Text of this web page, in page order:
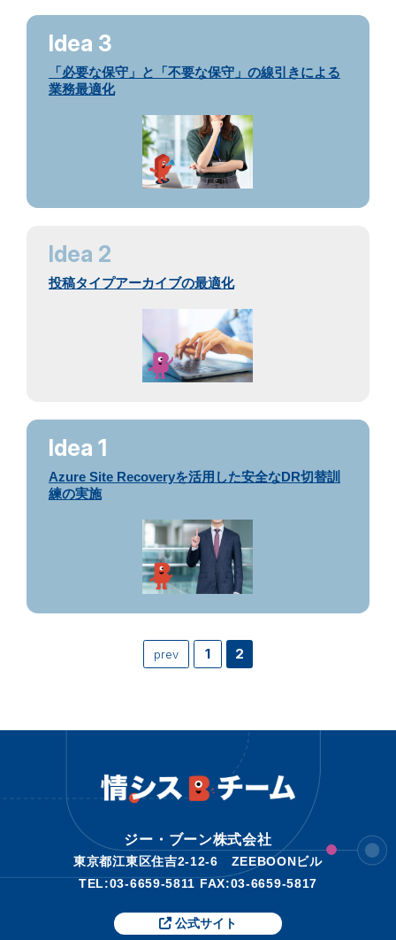
Idea 3
「必要な保守」と「不要な保守」の線引きによる
業務最適化
Idea 2
投稿タイプアーカイブの最適化
Idea 1
Azure Site Recoveryを活用した安全なDR切替訓
練の実施
prev 1 2
ジー・ブーン株式会社
東京都江東区住吉2-12-6 ZEEBOONビル
TEL:03-6659-5811 FAX:03-6659-5817
公式サイト